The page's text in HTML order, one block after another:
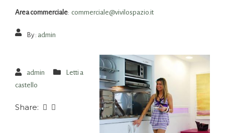
Area commerciale: commerciale@vivilospazio.it
By : admin
admin
Letti a
castello
Share: